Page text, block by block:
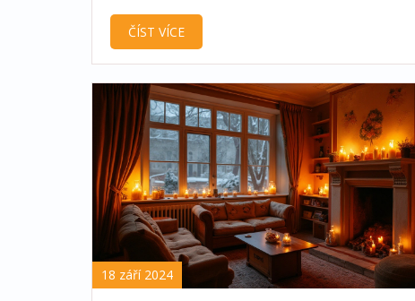
rady, jak správně zapálit vonné tyčinky a
maximalizovat jejich aroma a trvání. Naučíte se
chybám se vyvarovat.
ČÍST VÍCE
18 září 2024